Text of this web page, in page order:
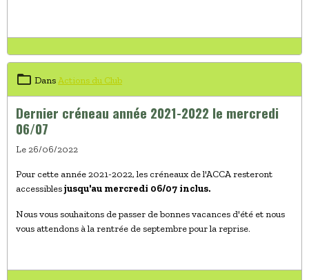
DansActions du Club
Dernier créneau année 2021-2022 le mercredi
06/07
Le 26/06/2022
Pour cette année 2021-2022, les créneaux de l'ACCA resteront
accessiblesjusqu'au mercredi 06/07 inclus.
Nous vous souhaitons de passer de bonnes vacances d'été et nous
vous attendons à la rentrée de septembre pour la reprise.